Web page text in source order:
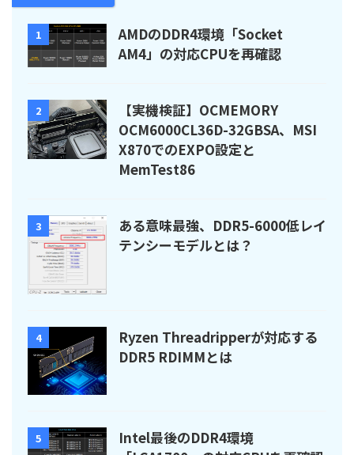
1
AMDのDDR4環境「Socket
AM4」の対応CPUを再確認
2
【実機検証】OCMEMORY
OCM6000CL36D-32GBSA、MSI
X870でのEXPO設定と
MemTest86
3
ある意味最強、DDR5-6000低レイ
テンシーモデルとは？
4
Ryzen Threadripperが対応する
DDR5 RDIMMとは
5
Intel最後のDDR4環境